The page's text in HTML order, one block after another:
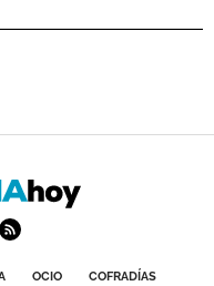
OCIO
COFRADÍAS